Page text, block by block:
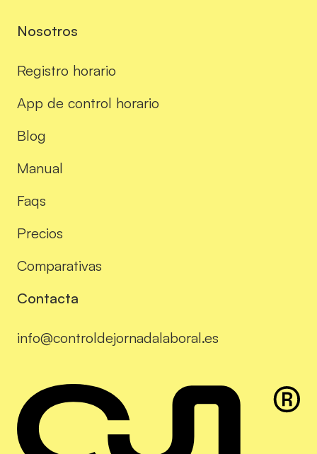
Nosotros
Registro horario
App de control horario
Blog
Manual
Faqs
Precios
Comparativas
Contacta
info@controldejornadalaboral.es